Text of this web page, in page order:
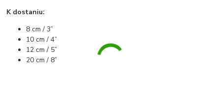
K dostaniu:
8 cm / 3”
10 cm / 4”
12 cm / 5”
20 cm / 8”